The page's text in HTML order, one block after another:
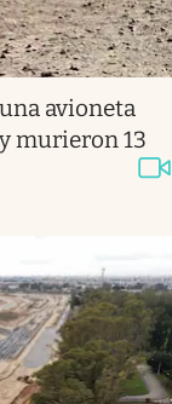
avioneta
murieron 13